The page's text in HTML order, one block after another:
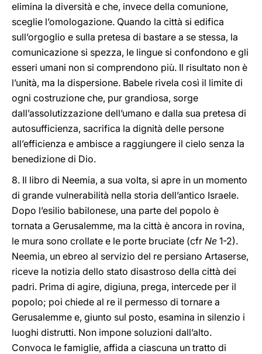
elimina la diversità e che, invece della comunione,
sceglie l’omologazione. Quando la città si edifica
sull’orgoglio e sulla pretesa di bastare a se stessa, la
comunicazione si spezza, le lingue si confondono e gli
esseri umani non si comprendono più. Il risultato non è
l’unità, ma la dispersione. Babele rivela così il limite di
ogni costruzione che, pur grandiosa, sorge
dall’assolutizzazione dell’umano e dalla sua pretesa di
autosufficienza, sacrifica la dignità delle persone
all’efficienza e ambisce a raggiungere il cielo senza la
benedizione di Dio.
8. Il libro di Neemia, a sua volta, si apre in un momento
di grande vulnerabilità nella storia dell’antico Israele.
Dopo l’esilio babilonese, una parte del popolo è
tornata a Gerusalemme, ma la città è ancora in rovina,
le mura sono crollate e le porte bruciate (cfr Ne 1-2).
Neemia, un ebreo al servizio del re persiano Artaserse,
riceve la notizia dello stato disastroso della città dei
padri. Prima di agire, digiuna, prega, intercede per il
popolo; poi chiede al re il permesso di tornare a
Gerusalemme e, giunto sul posto, esamina in silenzio i
luoghi distrutti. Non impone soluzioni dall’alto.
Convoca le famiglie, affida a ciascuna un tratto di